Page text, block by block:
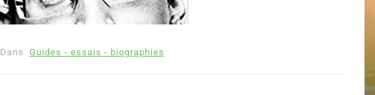
Dans Guides - essais - biographies